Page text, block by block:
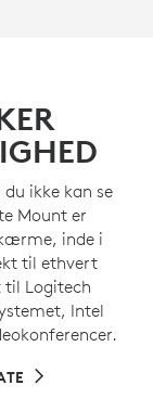
ikke kan se
Mount er
inde i
til ethvert
til Logitech
Intel